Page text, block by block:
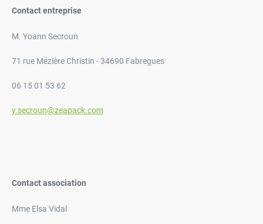
Contact entreprise
M. Yoann Secroun
71 rue Mézière Christin - 34690 Fabregues
06 15 01 53 62
y.secroun@zeapack.com
Contact association
Mme Elsa Vidal